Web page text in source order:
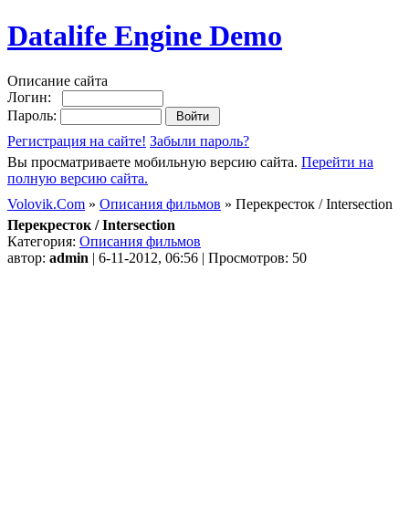
Datalife Engine Demo
Описание сайта
Логин:
Пароль:
Регистрация на сайте! Забыли пароль?
Вы просматриваете мобильную версию сайта. Перейти на
полную версию сайта.
Volovik.Com » Описания фильмов » Перекресток / Intersection
Перекресток / Intersection
Категория: Описания фильмов
автор: admin | 6-11-2012, 06:56 | Просмотров: 50